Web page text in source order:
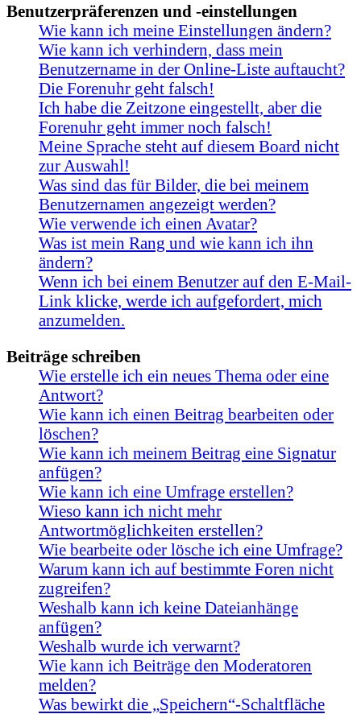
Benutzerpräferenzen und -einstellungen
Wie kann ich meine Einstellungen ändern?
Wie kann ich verhindern, dass mein
Benutzername in der Online-Liste auftaucht?
Die Forenuhr geht falsch!
Ich habe die Zeitzone eingestellt, aber die
Forenuhr geht immer noch falsch!
Meine Sprache steht auf diesem Board nicht
zur Auswahl!
Was sind das für Bilder, die bei meinem
Benutzernamen angezeigt werden?
Wie verwende ich einen Avatar?
Was ist mein Rang und wie kann ich ihn
ändern?
Wenn ich bei einem Benutzer auf den E-Mail-
Link klicke, werde ich aufgefordert, mich
anzumelden.
Beiträge schreiben
Wie erstelle ich ein neues Thema oder eine
Antwort?
Wie kann ich einen Beitrag bearbeiten oder
löschen?
Wie kann ich meinem Beitrag eine Signatur
anfügen?
Wie kann ich eine Umfrage erstellen?
Wieso kann ich nicht mehr
Antwortmöglichkeiten erstellen?
Wie bearbeite oder lösche ich eine Umfrage?
Warum kann ich auf bestimmte Foren nicht
zugreifen?
Weshalb kann ich keine Dateianhänge
anfügen?
Weshalb wurde ich verwarnt?
Wie kann ich Beiträge den Moderatoren
melden?
Was bewirkt die „Speichern“-Schaltfläche